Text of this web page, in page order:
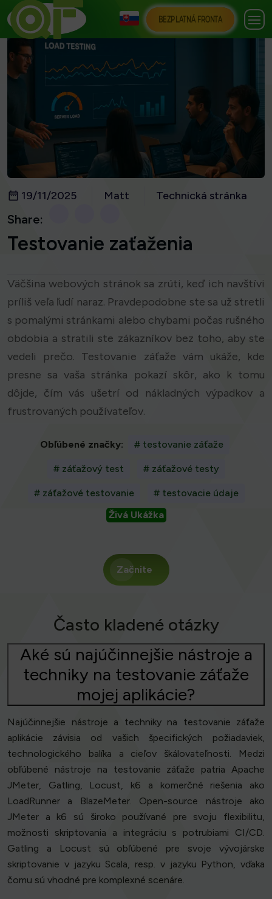
BEZPLATNÁ FRONTA
19/11/2025 Matt Technická stránka
Share:
Testovanie zaťaženia
Väčšina webových stránok sa zrúti, keď ich navštívi
príliš veľa ľudí naraz. Pravdepodobne ste sa už stretli
s pomalými stránkami alebo chybami počas rušného
obdobia a stratili ste zákazníkov bez toho, aby ste
vedeli prečo. Testovanie záťaže vám ukáže, kde
presne sa vaša stránka pokazí skôr, ako k tomu
dôjde, čím vás ušetrí od nákladných výpadkov a
frustrovaných používateľov.
Obľúbené značky: # testovanie záťaže
# záťažový test # záťažové testy
# záťažové testovanie
# testovacie údaje
Živá Ukážka
Začnite
Často kladené otázky
Aké sú najúčinnejšie nástroje a
techniky na testovanie záťaže
mojej aplikácie?
Najúčinnejšie nástroje a techniky na testovanie záťaže
aplikácie závisia od vašich špecifických požiadaviek,
technologického balíka a cieľov škálovateľnosti. Medzi
obľúbené nástroje na testovanie záťaže patria Apache
JMeter, Gatling, Locust, k6 a komerčné riešenia ako
LoadRunner a BlazeMeter. Open-source nástroje ako
JMeter a k6 sú široko používané pre svoju flexibilitu,
možnosti skriptovania a integráciu s potrubiami CI/CD.
Gatling a Locust sú obľúbené pre svoje vývojárske
skriptovanie v jazyku Scala, resp. v jazyku Python, vďaka
čomu sú vhodné pre komplexné scenáre.